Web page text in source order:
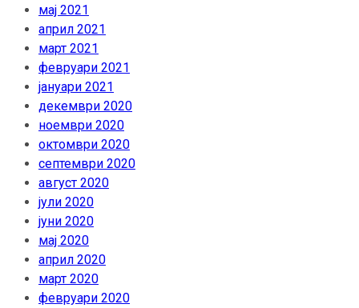
мај 2021
април 2021
март 2021
февруари 2021
јануари 2021
декември 2020
ноември 2020
октомври 2020
септември 2020
август 2020
јули 2020
јуни 2020
мај 2020
април 2020
март 2020
февруари 2020